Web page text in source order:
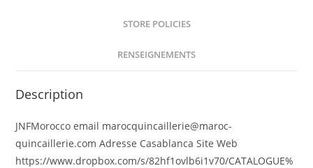
STORE POLICIES
RENSEIGNEMENTS
Description
JNFMorocco email marocquincaillerie@maroc-
quincaillerie.com Adresse Casablanca Site Web
https://www.dropbox.com/s/82hf1ovlb6i1v70/CATALOGUE%